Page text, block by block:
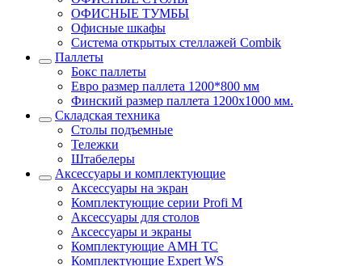
ОФИСНЫЕ ТУМБЫ
Офисные шкафы
Система открытых стеллажей Combik
Паллеты
Бокс паллеты
Евро размер паллета 1200*800 мм
Финский размер паллета 1200х1000 мм.
Складская техника
Столы подъемные
Тележки
Штабелеры
Аксессуары и комплектующие
Аксессуары на экран
Комплектующие серии Profi M
Аксессуары для столов
Аксессуары и экраны
Комплектующие AMH TC
Комплектующие Expert WS